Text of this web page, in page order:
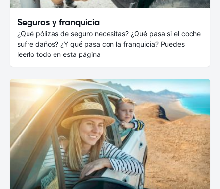
Seguros y franquicia
¿Qué pólizas de seguro necesitas? ¿Qué pasa si el coche
sufre daños? ¿Y qué pasa con la franquicia? Puedes
leerlo todo en esta página